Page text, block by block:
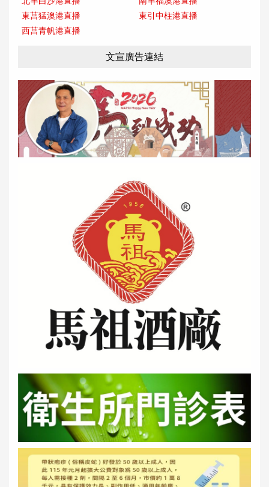
東莒猛澳港直播
東引中柱港直播
西莒青帆港直播
文宣廣告連結